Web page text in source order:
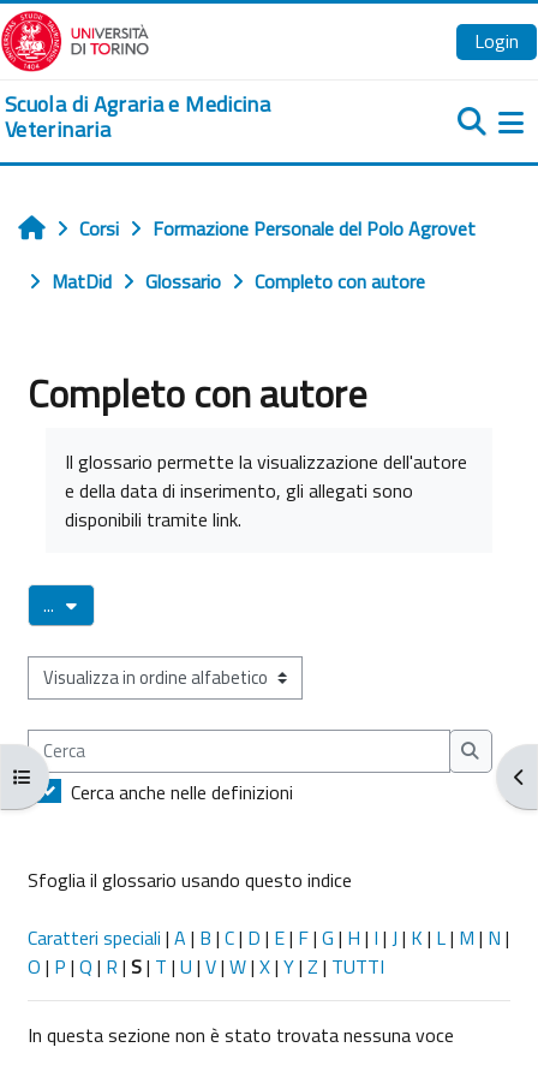
Vai al contenuto principale
Login
Scuola di Agraria e Medicina
Veterinaria
Apri indice del corso
Home
Corsi
Formazione Personale del Polo Agrovet
MatDid
Glossario Completo con autore
Completo con autore
Il glossario permette la visualizzazione dell'autore
e della data di inserimento, gli allegati sono
disponibili tramite link.
... Esporta voci
Sfoglia il glossario usando questo indice
Cerca
Cerca
Cerca anche nelle definizioni
Sfoglia il glossario usando questo indice
Caratteri speciali | A | B | C| D | E| F| G | H | I | J | K | L| M | N |
O | P | Q | R | S| T | U | V| W| X| Y| Z | TUTTI
In questa sezione non è stato trovata nessuna voce